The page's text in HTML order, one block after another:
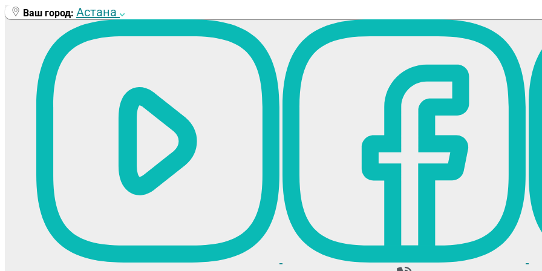
Перейти
содержимому
Ваш город: Астана